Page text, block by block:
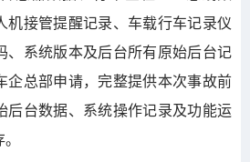
机接管提醒记录、车载行车记录仪
、系统版本及后台所有原始后台记
企总部申请，完整提供本次事故前
后台数据、系统操作记录及功能运